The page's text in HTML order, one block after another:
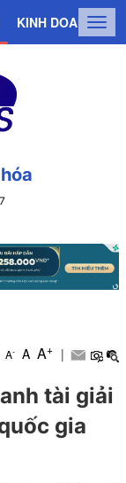
KINH DOANH
A- A A+ |
tài giải
gia